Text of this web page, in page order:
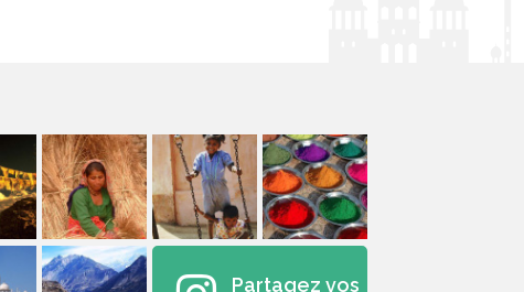
Partagez vos